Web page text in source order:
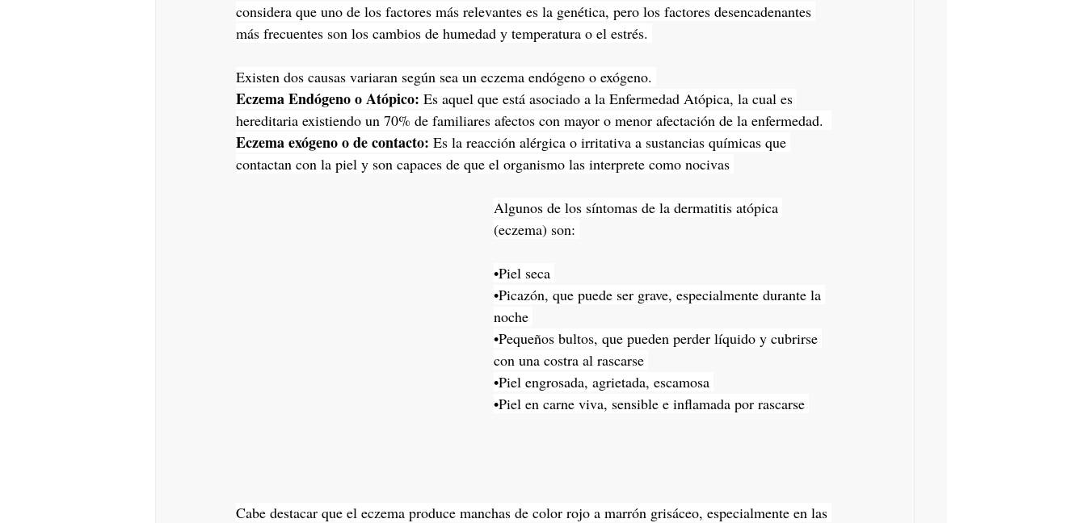
considera que uno de los factores más relevantes es la genética, pero los factores desencadenantes
más frecuentes son los cambios de humedad y temperatura o el estrés.
Existen dos causas variaran según sea un eczema endógeno o exógeno.
Eczema Endógeno o Atópico: Es aquel que está asociado a la Enfermedad Atópica, la cual es
hereditaria existiendo un 70% de familiares afectos con mayor o menor afectación de la enfermedad.
Eczema exógeno o de contacto: Es la reacción alérgica o irritativa a sustancias químicas que
contactan con la piel y son capaces de que el organismo las interprete como nocivas
Algunos de los síntomas de la dermatitis atópica
(eczema) son:
•Piel seca
•Picazón, que puede ser grave, especialmente durante la
noche
•Pequeños bultos, que pueden perder líquido y cubrirse
con una costra al rascarse
•Piel engrosada, agrietada, escamosa
•Piel en carne viva, sensible e inflamada por rascarse
Cabe destacar que el eczema produce manchas de color rojo a marrón grisáceo, especialmente en las